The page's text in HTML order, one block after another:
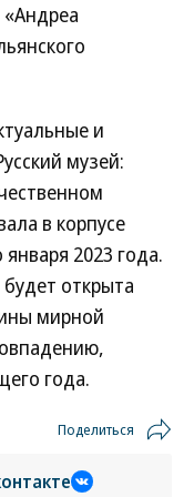
и
музей:
в корпусе
2023 года.
открыта
мирной
года.
Поделиться